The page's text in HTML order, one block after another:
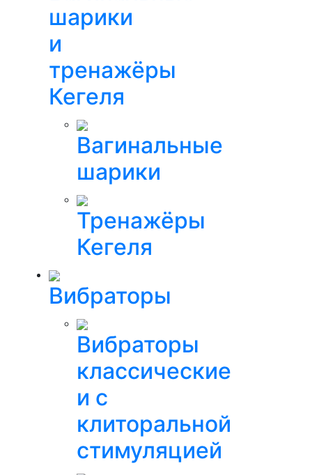
шарики
и
тренажёры
Кегеля
Вагинальные
шарики
Тренажёры
Кегеля
Вибраторы
Вибраторы
классические
и с
клиторальной
стимуляцией